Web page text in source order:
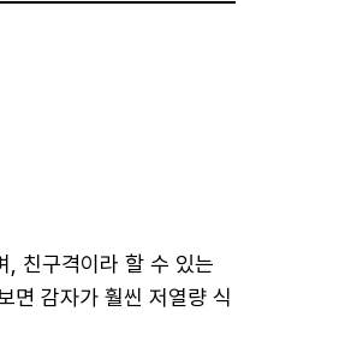
친구격이라 할 수 있는
면 감자가 훨씬 저열량 식